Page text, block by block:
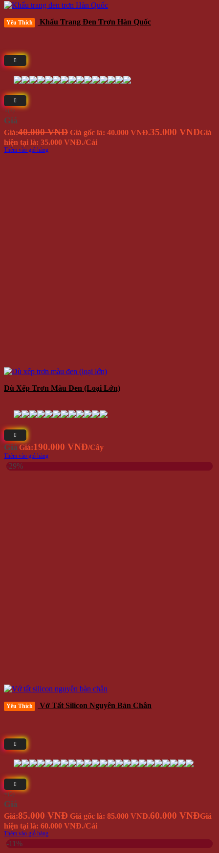
Yêu Thích Khẩu Trang Đen Trơn Hàn Quốc
⭐(4)
Giá
Giá:40.000 VNĐ Giá gốc là: 40.000 VNĐ.35.000 VNĐGiá
hiện tại là: 35.000 VNĐ./Cái
Thêm vào giỏ hàng
Dù Xếp Trơn Màu Đen (loại Lớn)
Giá Giá:190.000 VNĐ/Cây
Thêm vào giỏ hàng
-29%
Yêu Thích Vớ Tất Silicon Nguyên Bàn Chân
⭐(5)
Giá
Giá:85.000 VNĐ Giá gốc là: 85.000 VNĐ.60.000 VNĐGiá
hiện tại là: 60.000 VNĐ./Cái
Thêm vào giỏ hàng
-11%